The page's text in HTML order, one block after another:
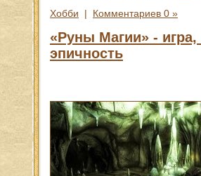
Хобби | Комментариев 0 »
«Руны Магии» -
эпичность